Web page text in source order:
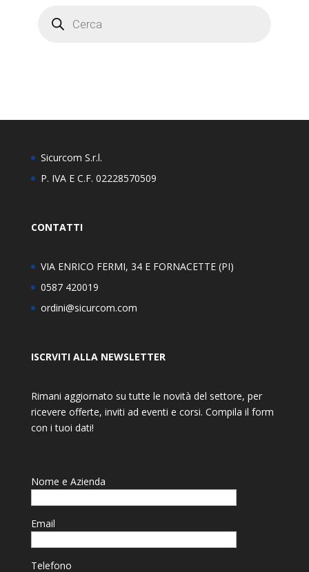
search
Sicurcom S.r.l.
P. IVA E C.F. 02228570509
CONTATTI
VIA ENRICO FERMI, 34 E FORNACETTE (PI)
0587 420019
ordini@sicurcom.com
ISCRVITI ALLA NEWSLETTER
Rimani aggiornato su tutte le novità del settore, per
ricevere offerte, inviti ad eventi e corsi. Compila il form
con i tuoi dati!
Nome e Azienda
Email
Telefono